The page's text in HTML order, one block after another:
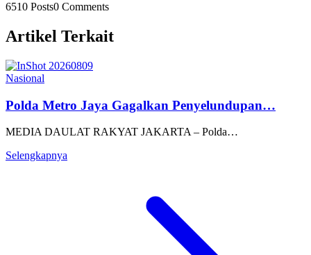
6510 Posts0 Comments
Artikel Terkait
Nasional
Polda Metro Jaya Gagalkan Penyelundupan…
MEDIA DAULAT RAKYAT JAKARTA – Polda…
Selengkapnya